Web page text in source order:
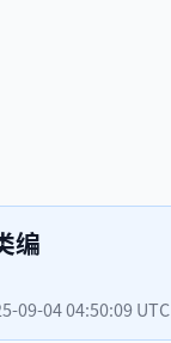
编
09-04 04:50:09 UTC